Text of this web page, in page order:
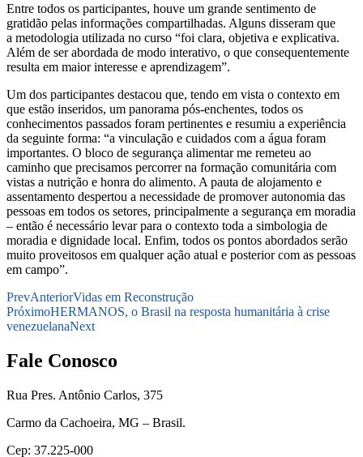
Entre todos os participantes, houve um grande sentimento de
gratidão pelas informações compartilhadas. Alguns disseram que
a metodologia utilizada no curso “foi clara, objetiva e explicativa.
Além de ser abordada de modo interativo, o que consequentemente
resulta em maior interesse e aprendizagem”.
Um dos participantes destacou que, tendo em vista o contexto em
que estão inseridos, um panorama pós-enchentes, todos os
conhecimentos passados foram pertinentes e resumiu a experiência
da seguinte forma: “a vinculação e cuidados com a água foram
importantes. O bloco de segurança alimentar me remeteu ao
caminho que precisamos percorrer na formação comunitária com
vistas a nutrição e honra do alimento. A pauta de alojamento e
assentamento despertou a necessidade de promover autonomia das
pessoas em todos os setores, principalmente a segurança em moradia
– então é necessário levar para o contexto toda a simbologia de
moradia e dignidade local. Enfim, todos os pontos abordados serão
muito proveitosos em qualquer ação atual e posterior com as pessoas
em campo”.
PrevAnteriorVidas em Reconstrução
PróximoHERMANOS, o Brasil na resposta humanitária à crise
venezuelanaNext
Fale Conosco
Rua Pres. Antônio Carlos, 375
Carmo da Cachoeira, MG – Brasil.
Cep: 37.225-000